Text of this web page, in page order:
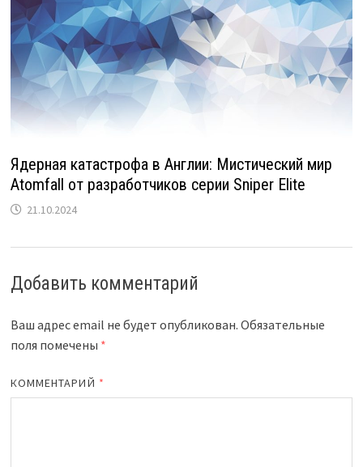
Ядерная катастрофа в Англии: Мистический мир
Atomfall от разработчиков серии Sniper Elite
21.10.2024
Добавить комментарий
Ваш адрес email не будет опубликован. Обязательные
поля помечены *
КОММЕНТАРИЙ *